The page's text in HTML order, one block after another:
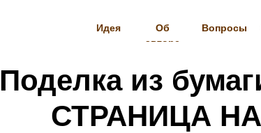
Вопросы
Об
авторе
Идея
Поделка из
СТРАНИЦА